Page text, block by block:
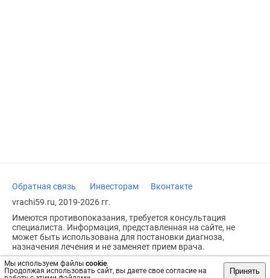
Мы используем файлы cookie.
Продолжая использовать сайт, вы даете свое согласие на
Принять
Обратная связь Инвесторам
Вконтакте
vrachi59.ru, 2019-2026 гг.
Имеются противопоказания, требуется консультация
специалиста. Информация, представленная на сайте, не
может быть использована для постановки диагноза,
назначения лечения и не заменяет прием врача.
Возрастное ограничение: 18+